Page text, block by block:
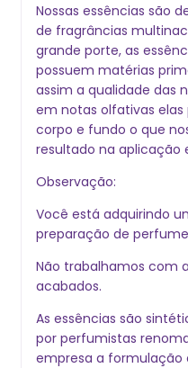
Nossas essências são
de fragrâncias
grande porte, as
possuem matérias
assim a qualidade das
em notas olfativas
corpo e fundo o que
resultado na aplicação
Observação:
Você está adquirindo
preparação de
Não trabalhamos com
acabados.
As essências são
por perfumistas
empresa a formulação